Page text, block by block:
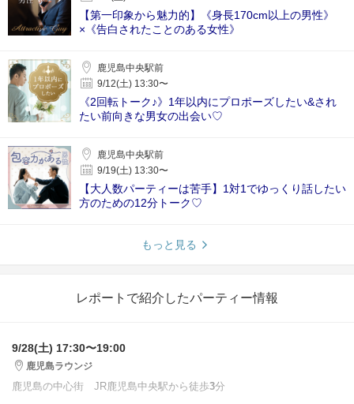
【第一印象から魅力的】《身長170cm以上の男性》
×《告白されたことのある女性》
鹿児島中央駅前
9/12(土) 13:30〜
《2回転トーク♪》1年以内にプロポーズしたい&され
たい前向きな男女の出会い♡
鹿児島中央駅前
9/19(土) 13:30〜
【大人数パーティーは苦手】1対1でゆっくり話したい
方のための12分トーク♡
もっと見る
レポートで紹介したパーティー情報
9/28(土) 17:30〜19:00
鹿児島ラウンジ
鹿児島の中心街 JR鹿児島中央駅から徒歩3分